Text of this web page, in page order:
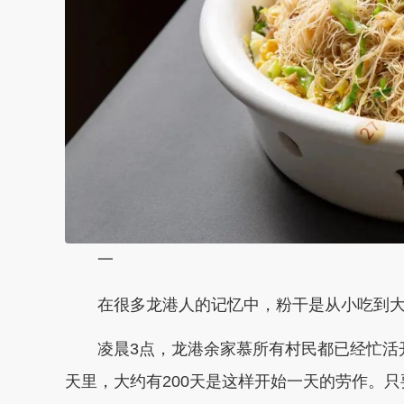
一
在很多龙港人的记忆中，粉干是从小吃到
凌晨3点，龙港余家慕所有村民都已经忙
天里，大约有200天是这样开始一天的劳作。